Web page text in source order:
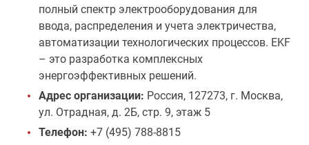
полный спектр электрооборудования для
ввода, распределения и учета электричества,
автоматизации технологических процессов. EKF
– это разработка комплексных
энергоэффективных решений.
Адрес организации: Россия, 127273, г. Москва,
ул. Отрадная, д. 2Б, стр. 9, этаж 5
Телефон: +7 (495) 788-8815